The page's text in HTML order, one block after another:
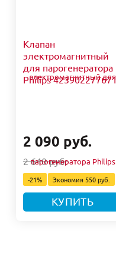
Клапан
электромагнитный
для парогенератора
Philips 423902277671
2 090 руб.
2 640 руб.
-21% Экономия 550 руб.
КУПИТЬ